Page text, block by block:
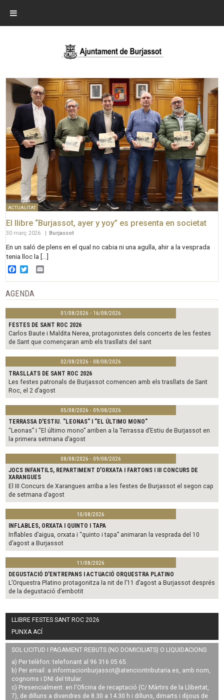
ACTUALITAT
El llibre “Burjassot, ayer y yoy” es presenta en societat
30 març 2026 Burjassot
En un saló de plens en el qual no cabia ni una agulla, ahir a la vesprada
tenia lloc la […]
Facebook
Twitter
AGENDA
01/08/2026 - 16/08/2026
FESTES DE SANT ROC 2026
Carlos Baute i Maldita Nerea, protagonistes dels concerts de les festes
de Sant que començaran amb els trasllats del sant
02/08/2026 - 08/08/2026
TRASLLATS DE SANT ROC 2026
Les festes patronals de Burjassot comencen amb els trasllats de Sant
Roc, el 2 d’agost
05/08/2026 - 09/08/2026
TERRASSA D'ESTIU. "LEONAS" I "EL ÚLTIMO MONO"
“Leonas” i “El último mono” arriben a la Terrassa d’Estiu de Burjassot en
la primera setmana d’agost
08/08/2026 - 09/08/2026
JOCS INFANTILS, REPARTIMENT D'ORXATA I FARTONS I III CONCURS DE
XARANGUES
El III Concurs de Xarangues arriba a les festes de Burjassot el segon cap
de setmana d’agost
10/08/2026
INFLABLES, ORXATA I QUINTO I TAPA
Inflables d’aigua, orxata i “quinto i tapa” animaran la vesprada del 10
d’agost a Burjassot
11/08/2026
DEGUSTACIÓ D'ENTREPANS I ACTUACIÓ ORQUESTRA PLATINO
L’Orquestra Platino protagonitza la nit de l’11 d’agost a Burjassot després
de la degustació d’embotit
LLIBRE FESTES SANT ROC 2026
PUNXA ACÍ
SOL·LICITUD I PAGAMENT REBUTS (NO DOMICILIATS) O LIQUIDACIONS
a) Per telèfon: telefonant al 96 316 05 65.
b) Per email: a informacionburjassot@atenciontributaria.es, amb nom,
cognoms i DNI del titular.
c) Presencialment: en l'Oficina de recaptació (C/ Màrtirs de la Llibertat,
7), de dilluns a divendres de 8.30 a 14.30 h i dilluns, dimarts i dijous de